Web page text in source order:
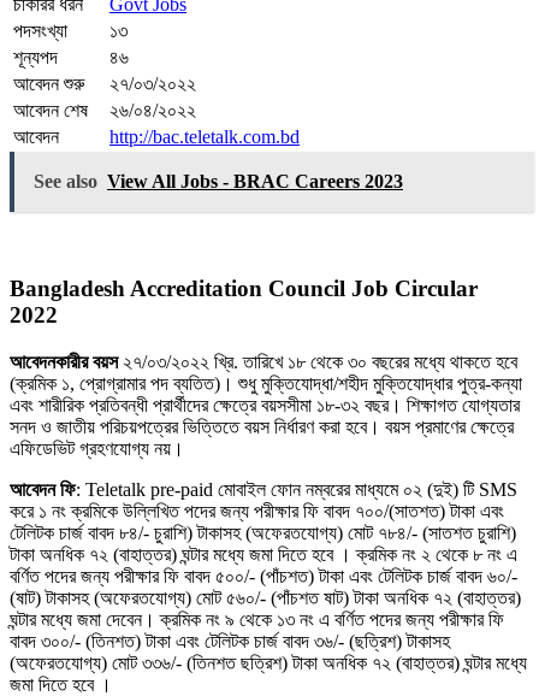
চাকরির ধরন
Govt Jobs
পদসংখ্যা
১৩
শূন্যপদ
৪৬
আবেদন শুরু
২৭/০৩/২০২২
আবেদন শেষ
২৬/০৪/২০২২
আবেদন
http://bac.teletalk.com.bd
See also View All Jobs - BRAC Careers 2023
Bangladesh Accreditation Council Job Circular
2022
আবেদনকারীর বয়স২৭/০৩/২০২২ খ্রি. তারিখে ১৮ থেকে ৩০ বছরের মধ্যে থাকতে হবে
(ক্রমিক ১, প্রােগ্রামার পদ ব্যতিত)। শুধু মুক্তিযােদ্ধা/শহীদ মুক্তিযােদ্ধার পুত্র-কন্যা
এবং শারীরিক প্রতিবন্ধী প্রার্থীদের ক্ষেত্রে বয়সসীমা ১৮-৩২ বছর। শিক্ষাগত যােগ্যতার
সনদ ও জাতীয় পরিচয়পত্রের ভিত্তিতে বয়স নির্ধারণ করা হবে। বয়স প্রমাণের ক্ষেত্রে
এফিডেভিট গ্রহণযােগ্য নয়।
আবেদন ফি: Teletalk pre-paid মােবাইল ফোন নম্বরের মাধ্যমে ০২ (দুই) টি SMS
করে ১ নং ক্রমিকে উল্লিখিত পদের জন্য পরীক্ষার ফি বাবদ ৭০০/(সাতশত) টাকা এবং
টেলিটক চার্জ বাবদ ৮৪/- চুরাশি) টাকাসহ (অফেরতযােগ্য) মােট ৭৮৪/- (সাতশত চুরাশি)
টাকা অনধিক ৭২ (বাহাত্তর) ঘন্টার মধ্যে জমা দিতে হবে । ক্রমিক নং ২ থেকে ৮ নং এ
বর্ণিত পদের জন্য পরীক্ষার ফি বাবদ ৫০০/- (পাঁচশত) টাকা এবং টেলিটক চার্জ বাবদ ৬০/-
(ষাট) টাকাসহ (অফেরতযােগ্য) মােট ৫৬০/- (পাঁচশত ষাট) টাকা অনধিক ৭২ (বাহাত্তর)
ঘন্টার মধ্যে জমা দেবেন। ক্রমিক নং ৯ থেকে ১৩ নং এ বর্ণিত পদের জন্য পরীক্ষার ফি
বাবদ ৩০০/- (তিনশত) টাকা এবং টেলিটক চার্জ বাবদ ৩৬/- (ছত্রিশ) টাকাসহ
(অফেরতযােগ্য) মােট ৩৩৬/- (তিনশত ছত্রিশ) টাকা অনধিক ৭২ (বাহাত্তর) ঘন্টার মধ্যে
জমা দিতে হবে ।